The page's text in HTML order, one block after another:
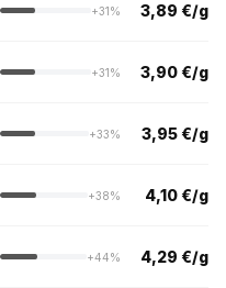
+31% 3,89 €/g
+31% 3,90 €/g
+33% 3,95 €/g
+38% 4,10 €/g
+44% 4,29 €/g